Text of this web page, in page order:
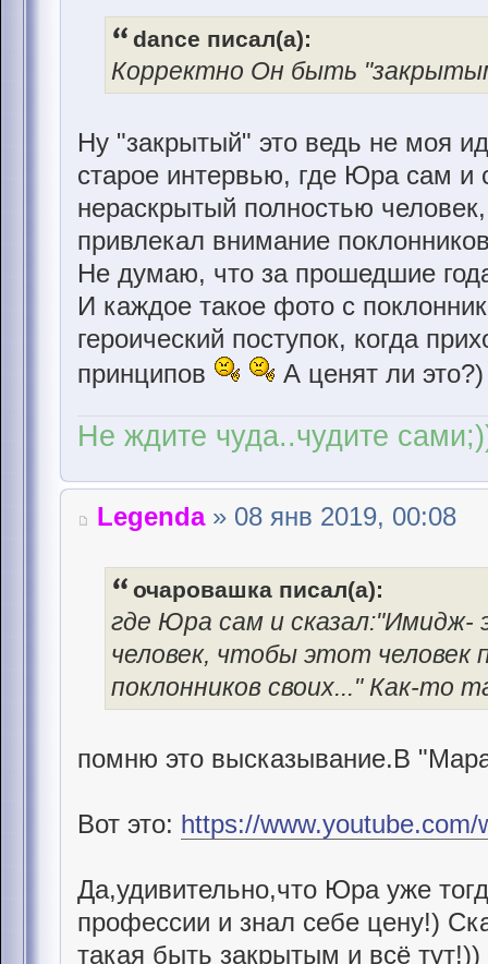
dance писал(а):
Корректно Он быть
Ну "закрытый" это ведь не моя
старое интервью, где Юра сам и
нераскрытый полностью
привлекал внимание
Не думаю, что за прошедшие
И каждое такое фото с
героический поступок, когда
принципов
А ценят ли это?)
Не ждите чуда..чудите
Legenda» 08 янв 2019, 00:08
очаровашка писал(а):
где Юра сам и
человек, чтобы этот человек
поклонников своих..." Как-то
помню это высказывание.В
Вот это: https://
Да,удивительно,что Юра уже
профессии и знал себе цену!)
такая быть закрытым и всё